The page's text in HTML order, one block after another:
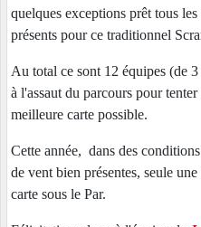
quelques exceptions prêt tous
présents pour ce traditionnel
Au total ce sont 12 équipes (de
à l'assaut du parcours pour
meilleure carte possible.
Cette année, dans des
de vent bien présentes, seule
carte sous le Par.